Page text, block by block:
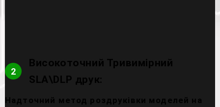
2
Високоточний Тривимірний
SLA\DLP друк:
Надточний метод роздруківки моделей на